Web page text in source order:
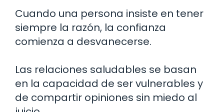
Cuando una persona insiste en tener
siempre la razón, la confianza
comienza a desvanecerse.
Las relaciones saludables se basan
en la capacidad de ser vulnerables y
de compartir opiniones sin miedo al